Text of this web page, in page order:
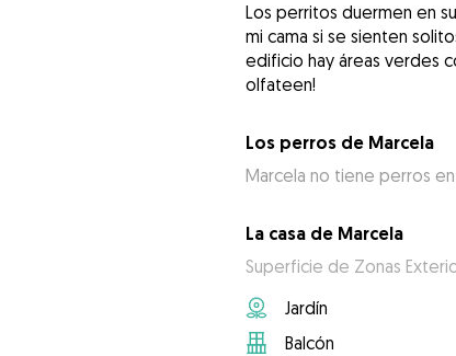
Los perritos duermen en
mi cama si se sienten
edificio hay áreas verdes
olfateen!
Los perros de Marcela
Marcela no tiene perros en
La casa de Marcela
Superficie de Zonas
Jardín
Balcón